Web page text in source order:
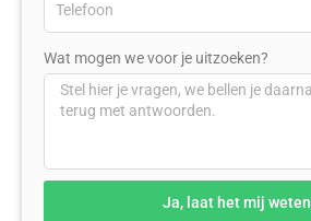
Wat mogen we voor je uitzoeken?
Ja, laat het mij weten